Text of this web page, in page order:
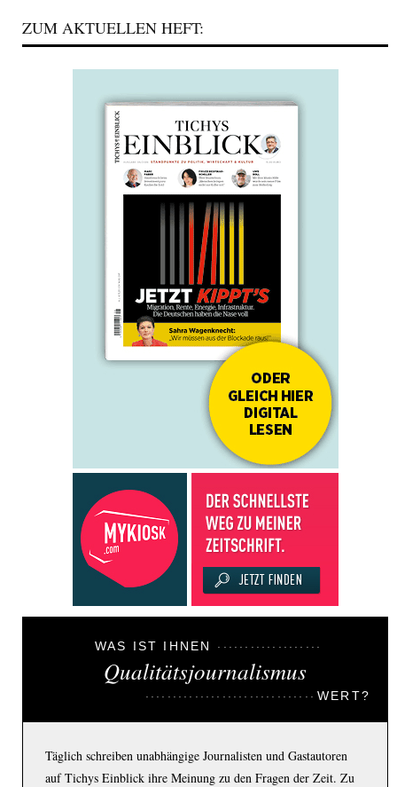
ZUM AKTUELLEN HEFT:
WAS IST IHNEN
Qualitätsjournalismus
WERT?
Täglich schreiben unabhängige Journalisten und Gastautoren
auf Tichys Einblick ihre Meinung zu den Fragen der Zeit. Zu